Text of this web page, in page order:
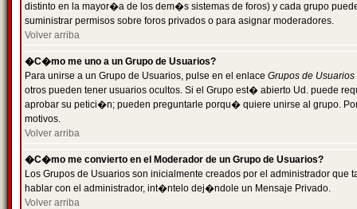
distinto en la mayor�a de los dem�s sistemas de foros) y cada grupo
suministrar permisos sobre foros privados o para asignar moderadores.
Volver arriba
�C�mo me uno a un Grupo de Usuarios?
Para unirse a un Grupo de Usuarios, pulse en el enlace Grupos de Usuarios
otros pueden tener usuarios ocultos. Si el Grupo est� abierto Ud. puede
aprobar su petici�n; pueden preguntarle porqu� quiere unirse al grupo.
motivos.
Volver arriba
�C�mo me convierto en el Moderador de un Grupo de Usuarios?
Los Grupos de Usuarios son inicialmente creados por el administrador
hablar con el administrador, int�ntelo dej�ndole un Mensaje Privado.
Volver arriba